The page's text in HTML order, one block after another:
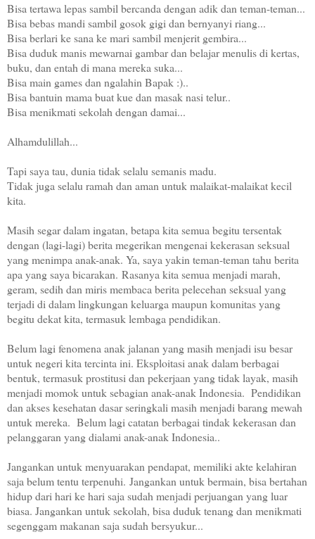
Bisa tertawa lepas sambil bercanda dengan adik dan teman-teman...
Bisa bebas mandi sambil gosok gigi dan bernyanyi riang...
Bisa berlari ke sana ke mari sambil menjerit gembira...
Bisa duduk manis mewarnai gambar dan belajar menulis di kertas,
buku, dan entah di mana mereka suka...
Bisa main games dan ngalahin Bapak :)..
Bisa bantuin mama buat kue dan masak nasi telur..
Bisa menikmati sekolah dengan damai...
Alhamdulillah...
Tapi saya tau, dunia tidak selalu semanis madu.
Tidak juga selalu ramah dan aman untuk malaikat-malaikat kecil
kita.
Masih segar dalam ingatan, betapa kita semua begitu tersentak
dengan (lagi-lagi) beritamegerikan mengenai kekerasan seksual
yang menimpa anak-anak. Ya, saya yakin teman-teman tahu berita
apa yang saya bicarakan. Rasanya kita semua menjadi marah,
geram, sedih dan miris membaca berita pelecehan seksual yang
terjadi di dalam lingkungan keluarga maupun komunitas yang
begitu dekat kita, termasuk lembaga pendidikan.
Belum lagi fenomena anak jalanan yang masih menjadi isu besar
untuk negeri kita tercinta ini. Eksploitasi anak dalam berbagai
bentuk, termasuk prostitusi dan pekerjaan yang tidak layak, masih
menjadi momok untuk sebagian anak-anak Indonesia. Pendidikan
dan akses kesehatan dasar seringkali masih menjadi barang mewah
untuk mereka. Belum lagi catatan berbagai tindak kekerasan dan
pelanggaran yang dialami anak-anak Indonesia..
Jangankan untuk menyuarakan pendapat, memiliki akte kelahiran
saja belum tentu terpenuhi. Jangankan untuk bermain, bisa bertahan
hidup dari hari ke hari saja sudah menjadi perjuangan yang luar
biasa. Jangankan untuk sekolah, bisa duduk tenang dan menikmati
segenggam makanan saja sudah bersyukur...